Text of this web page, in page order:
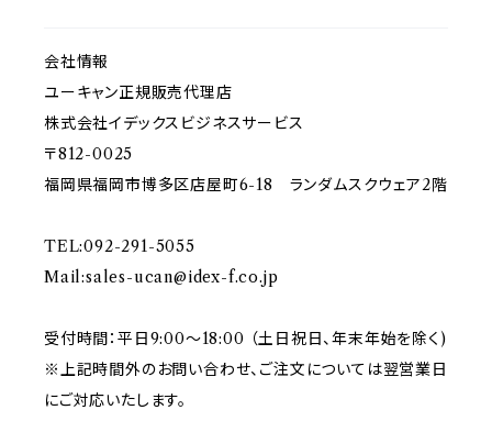
会社情報
ユーキャン正規販売代理店
株式会社イデックスビジネスサービス
〒812-0025
福岡県福岡市博多区店屋町6-18 ランダムスクウェア2階
TEL:092-291-5055
Mail:sales-ucan@idex-f.co.jp
受付時間：平日9:00～18:00 （土日祝日、年末年始を除く)
※上記時間外のお問い合わせ、ご注文については翌営業日
にご対応いたします。